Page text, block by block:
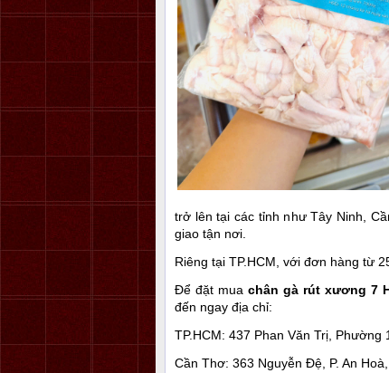
trở lên tại các tỉnh như Tây Ninh,
giao tận nơi.
Riêng tại TP.HCM, với đơn hàng từ
Để đặt mua chân gà rút xương 7
đến ngay địa chỉ:
TP.HCM: 437 Phan Văn Trị, Phường
Cần Thơ: 363 Nguyễn Đệ, P. An Hoà,